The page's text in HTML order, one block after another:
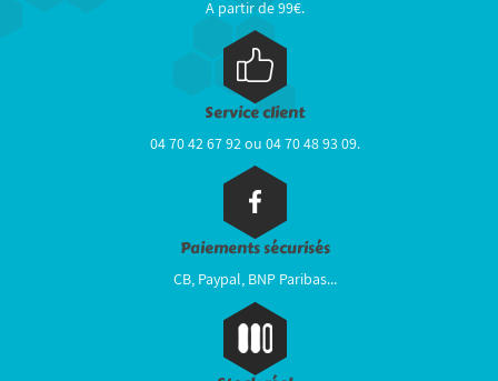
A partir de 99€.
Service client
04 70 42 67 92 ou 04 70 48 93 09.
Paiements sécurisés
CB, Paypal, BNP Paribas...